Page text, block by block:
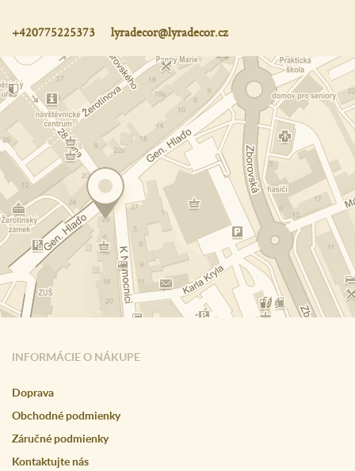
INFORMÁCIE O NÁKUPE
Doprava
Obchodné podmienky
Záručné podmienky
Kontaktujte nás
+420775225373 lyradecor@lyradecor.cz